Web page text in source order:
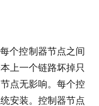
个控制器节点之间
上一个链路坏掉只
点无影响。每个控
安装。控制器节点